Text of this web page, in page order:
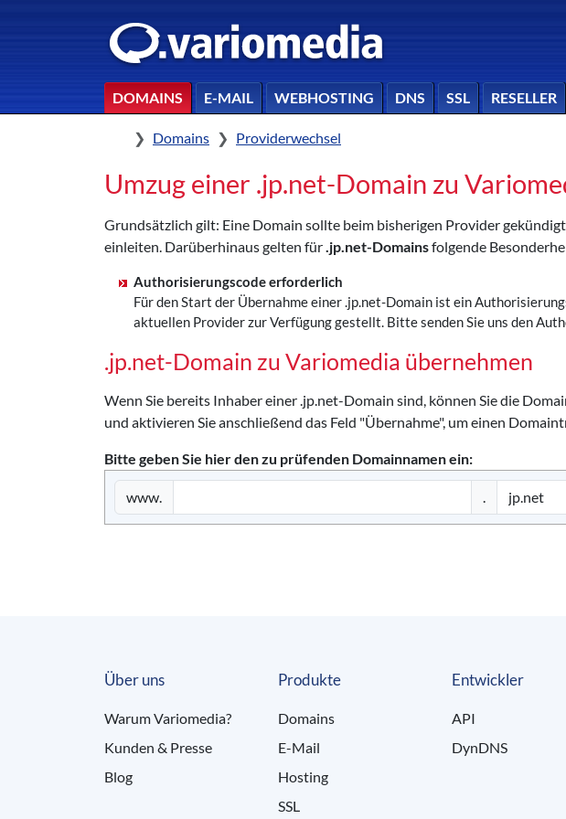
DOMAINS E-MAIL WEBHOSTING DNS SSL RESELLER
HomeDomains Providerwechsel
Umzug einer .jp.net-Domain zu
Grundsätzlich gilt: Eine Domain sollte beim bisherigen Provider
einleiten. Darüberhinaus gelten für.jp.net-Domainsfolgende
Authorisierungscode erforderlich
Für den Start der Übernahme einer .jp.net-Domain ist ein
aktuellen Provider zur Verfügung gestellt. Bitte senden Sie uns den
.jp.net-Domain zu Variomedia übernehmen
Wenn Sie bereits Inhaber einer .jp.net-Domain sind, können Sie die
und aktivieren Sie anschließend das Feld "Übernahme", um einen
Bitte geben Sie hier den zu prüfenden Domainnamen ein:
www. .
Über uns
Warum Variomedia?
Kunden & Presse
Blog
Produkte
Domains
E-Mail
Hosting
SSL
Entwickler
API
DynDNS